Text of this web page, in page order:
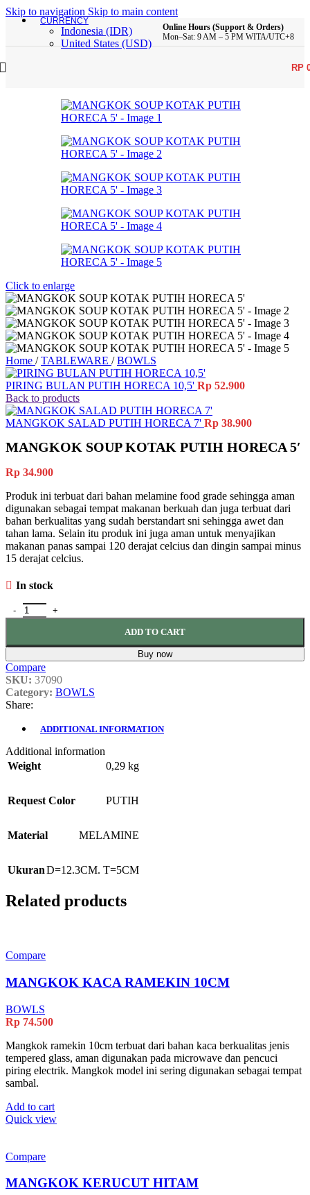
Skip to navigation Skip to main content
CURRENCY
Indonesia (IDR)
United States (USD)
Online Hours (Support & Orders)
Mon–Sat: 9 AM – 5 PM WITA/UTC+8
RP
Click to enlarge
Home / TABLEWARE / BOWLS
PIRING BULAN PUTIH HORECA 10,5' Rp 52.900
Back to products
MANGKOK SALAD PUTIH HORECA 7' Rp 38.900
MANGKOK SOUP KOTAK PUTIH HORECA 5′
Rp 34.900
Produk ini terbuat dari bahan melamine food grade sehingga aman
digunakan sebagai tempat makanan berkuah dan juga terbuat dari
bahan berkualitas yang sudah berstandart sni sehingga awet dan
tahan lama. Selain itu produk ini juga aman untuk menyajikan
makanan panas sampai 120 derajat celcius dan dingin sampai minus
15 derajat celcius.
In stock
ADD TO CART
Buy now
Compare
SKU: 37090
Category: BOWLS
Share:
ADDITIONAL INFORMATION
Additional information
Weight
0,29 kg
Request Color PUTIH
Material MELAMINE
UkuranD=12.3CM. T=5CM
Related products
Compare
MANGKOK KACA RAMEKIN 10CM
BOWLS
Rp 74.500
Mangkok ramekin 10cm terbuat dari bahan kaca berkualitas jenis
tempered glass, aman digunakan pada microwave dan pencuci
piring electrik. Mangkok model ini sering digunakan sebagai tempat
sambal.
Add to cart
Quick view
Compare
MANGKOK KERUCUT HITAM